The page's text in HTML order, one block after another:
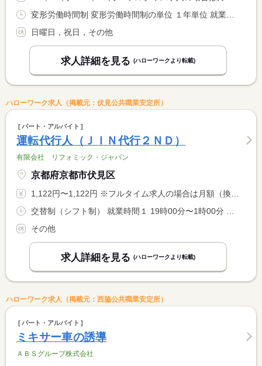
日曜日，祝日，その他
求人詳細を見る (ハローワークより転載)
ハローワーク求人（掲載元：伏見公共職業安定所）
パート・アルバイト
運転代行人（ＪＩＮ代行２ＮＤ）
有限会社 リフォミック・ジャパン
京都府京都市伏見区
1,122円〜1,122円 ※フルタイム求人の場合は月額（換算額）、パート求人の場合は時間額を表示しています。
その他
求人詳細を見る (ハローワークより転載)
ハローワーク求人（掲載元：西脇公共職業安定所）
パート・アルバイト
ミキサー車の誘導
ＡＢＳグループ株式会社